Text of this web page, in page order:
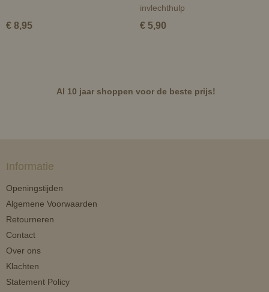
€ 8,95
invlechthulp
€ 5,90
Al 10 jaar shoppen voor de beste prijs!
Informatie
Openingstijden
Algemene Voorwaarden
Retourneren
Contact
Over ons
Klachten
Statement Policy